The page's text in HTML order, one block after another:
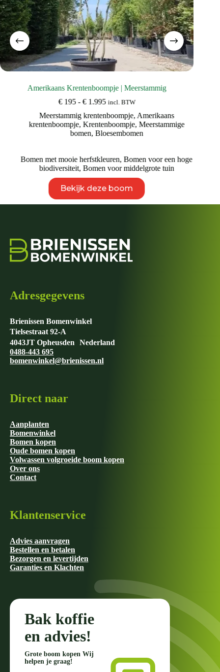
Amerikaans Krentenboompje | Meerstammig
€195 - €1.995Prijsklasse:
tot
€ 1.995
incl. BTW
Meerstammig krentenboompje, Amerikaans
krentenboompje, Krentenboompje, Meerstammige
bomen, Bloesembomen
Bomen met mooie herfstkleuren,Bomen voor een hoge
biodiversiteit, Bomen voor middelgrote tuin
Bekijk deze boom
product
heeft
kan
gekozen
worden
Adresgegevens
Brienissen Bomenwinkel
Tielsestraat 92-A
4043JT Opheusden Nederland
0488-443 695
bomenwinkel@brienissen.nl
Direct naar
Aanplanten
Bomenwinkel
Bomen kopen
Oude bomen kopen
Volwassen volgroeide boom kopen
Over ons
Contact
Klantenservice
Advies aanvragen
Bestellen en betalen
Bezorgen en levertijden
Garanties en Klachten
Bak koffie
en advies!
Grote boom kopen Wij
helpen je graag!